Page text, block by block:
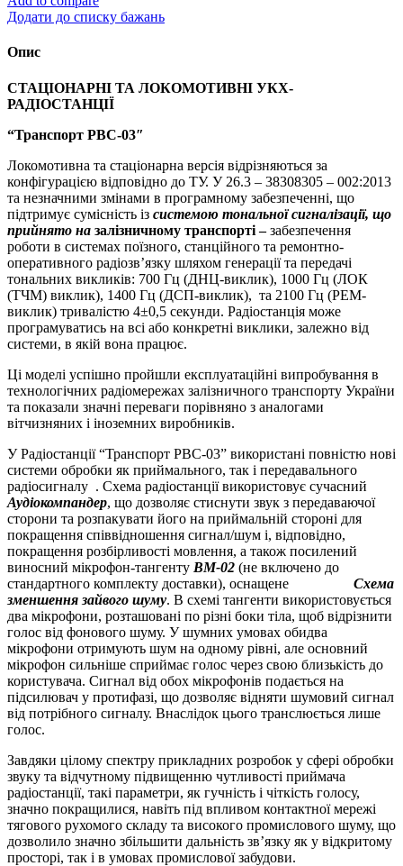
РВС-03"
UHF
470
кількість
Додати до списку бажань
Опис
СТАЦІОНАРНІ ТА ЛОКОМОТИВНІ УКХ-
РАДІОСТАНЦІЇ
“Транспорт РВС-03″
Локомотивна та стаціонарна версія відрізняються за
конфігурацією відповідно до ТУ. У 26.3 – 38308305 – 002:2013
та незначними змінами в програмному забезпеченні, що
підтримує сумісність із системою тональної сигналізації, що
прийнято на залізничному транспорті –забезпечення
роботи в системах поїзного, станційного та ремонтно-
оперативного радіозв’язку шляхом генерації та передачі
тональних викликів: 700 Гц (ДНЦ-виклик), 1000 Гц (ЛОК
(ТЧМ) виклик), 1400 Гц (ДСП-виклик), та 2100 Гц (РEM-
виклик) тривалістю 4±0,5 секунди. Радіостанція може
програмуватись на всі або конкретні виклики, залежно від
системи, в якій вона працює.
Ці моделі успішно пройшли експлуатаційні випробування в
технологічних радіомережах залізничного транспорту України
та показали значні переваги порівняно з аналогами
вітчизняних і іноземних виробників.
У Радіостанції “Транспорт РВС-03” використані повністю нові
системи обробки як приймального, так і передавального
радіосигналу . Схема радіостанції використовує сучасний
Аудіокомпандер, що дозволяє стиснути звук з передаваючої
сторони та розпакувати його на приймальній стороні для
покращення співвідношення сигнал/шум і, відповідно,
покращення розбірливості мовлення, а також посилений
виносний мікрофон-тангенту ВM-02 (не включено до
стандартного комплекту доставки), оснащене Схема
зменшення зайвого шуму. В схемі тангенти використовується
два мікрофони, розташовані по різні боки тіла, щоб відрізнити
голос від фонового шуму. У шумних умовах обидва
мікрофони отримують шум на одному рівні, але основний
мікрофон сильніше сприймає голос через свою близькість до
користувача. Сигнал від обох мікрофонів подається на
підсилювач у протифазі, що дозволяє відняти шумовий сигнал
від потрібного сигналу. Внаслідок цього транслюється лише
голос.
Завдяки цілому спектру прикладних розробок у сфері обробки
звуку та відчутному підвищенню чутливості приймача
радіостанції, такі параметри, як гучність і чіткість голосу,
значно покращилися, навіть під впливом контактної мережі
тягового рухомого складу та високого промислового шуму, що
дозволило значно збільшити дальність зв’язку як у відкритому
просторі, так і в умовах промислової забудови.